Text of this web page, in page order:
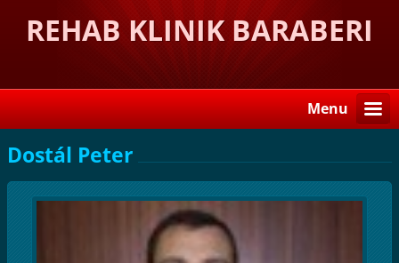
REHAB KLINIK BARABERI
Menu
Dostál Peter